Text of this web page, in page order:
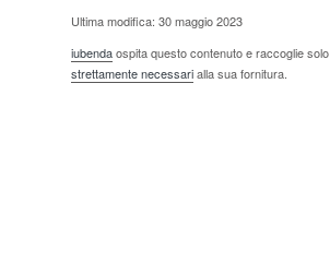
Ultima modifica: 30 maggio 2023
iubendaospita questo contenuto e raccoglie solo
strettamente necessarialla sua fornitura.